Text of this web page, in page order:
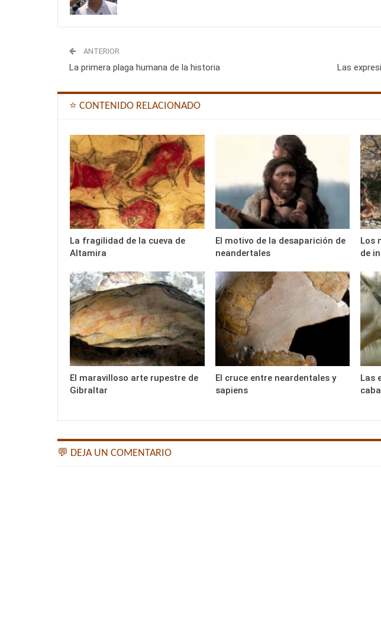
ANTERIOR
La primera plaga humana de la historia Las
⭐ CONTENIDO RELACIONADO
La fragilidad de la cueva de
Altamira
El motivo de la desaparición de
neandertales
Los
de
El maravilloso arte rupestre de
Gibraltar
El cruce entre neardentales y
sapiens
Las
💬 DEJA UN COMENTARIO